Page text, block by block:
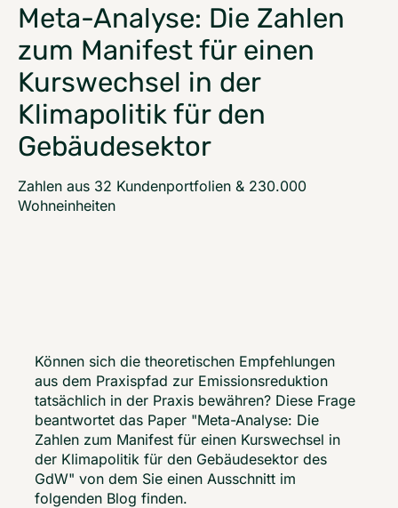
Meta-Analyse: Die Zahlen
zum Manifest für einen
Kurswechsel in der
Klimapolitik für den
Gebäudesektor
Zahlen aus 32 Kundenportfolien & 230.000
Wohneinheiten
Können sich die theoretischen Empfehlungen
aus dem Praxispfad zur Emissionsreduktion
tatsächlich in der Praxis bewähren? Diese Frage
beantwortet das Paper "Meta-Analyse: Die
Zahlen zum Manifest für einen Kurswechsel in
der Klimapolitik für den Gebäudesektor des
GdW" von dem Sie einen Ausschnitt im
folgenden Blog finden.